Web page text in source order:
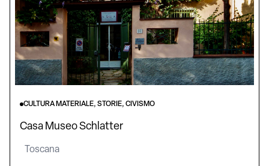
CULTURA MATERIALE, STORIE, CIVISMO
Casa Museo Schlatter
Toscana